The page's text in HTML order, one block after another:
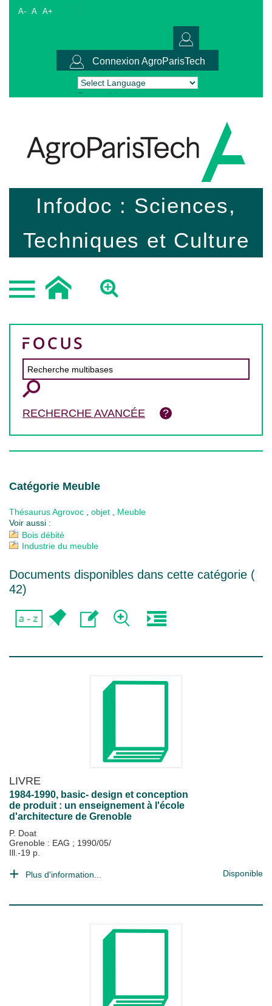
A- A A+
Connexion AgroParisTech
Powered by Translate
Infodoc : Sciences,
Techniques et Culture
RECHERCHE AVANCÉE
Catégorie Meuble
Thésaurus Agrovoc objet
Meuble
Voir aussi :
Bois débité
Industrie du meuble
Documents disponibles dans cette catégorie (
42)
LIVRE
1984-1990, basic- design et conception
de produit : un enseignement à l'école
d'architecture de Grenoble
P. Doat
Grenoble : EAG ; 1990/05/
Ill.-19 p.
Plus d'information... Disponible